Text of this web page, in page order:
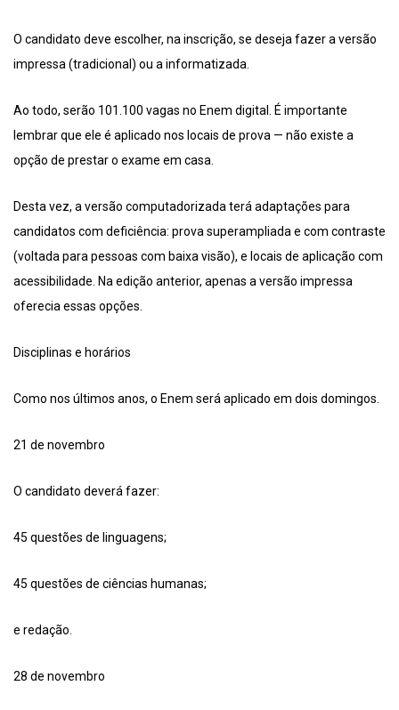
O candidato deve escolher, na inscrição, se deseja fazer a versão
impressa (tradicional) ou a informatizada.
Ao todo, serão 101.100 vagas no Enem digital. É importante
lembrar que ele é aplicado nos locais de prova — não existe a
opção de prestar o exame em casa.
Desta vez, a versão computadorizada terá adaptações para
candidatos com deficiência: prova superampliada e com contraste
(voltada para pessoas com baixa visão), e locais de aplicação com
acessibilidade. Na edição anterior, apenas a versão impressa
oferecia essas opções.
Disciplinas e horários
Como nos últimos anos, o Enem será aplicado em dois domingos.
21 de novembro
O candidato deverá fazer:
45 questões de linguagens;
45 questões de ciências humanas;
e redação.
28 de novembro